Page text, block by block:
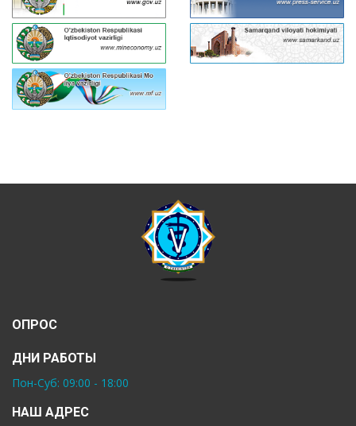
ОПРОС
ДНИ РАБОТЫ
Пон-Суб: 09:00 - 18:00
НАШ АДРЕС